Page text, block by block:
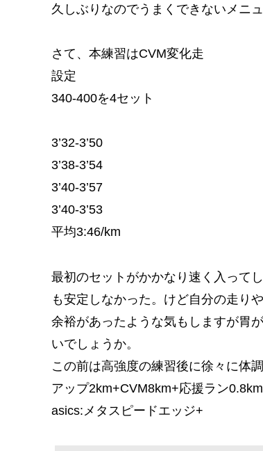
久しぶりなのでうまくできないメニ
さて、本練習はCVM変化走
設定
340-400を4セット
3’32-3’50
3’38-3’54
3’40-3’57
3’40-3’53
平均3:46/km
最初のセットがかかなり速く入って
も安定しなかった。けど自分の走り
余裕があったような気もしますが胃
いでしょうか。
この前は高強度の練習後に徐々に体
アップ2km+CVM8km+応援ラン
asics:メタスピードエッジ+